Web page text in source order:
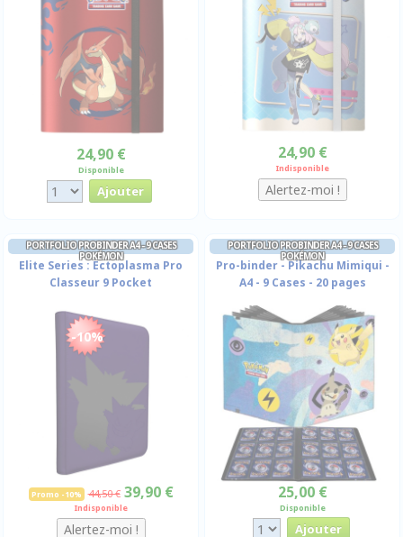
24,90 €
Disponible
24,90 €
Indisponible
PORTFOLIO PROBINDER A4 - 9 CASES
POKÉMON
Elite Series : Ectoplasma Pro
Classeur 9 Pocket
-10%
Promo -10% 44,50 € 39,90 €
Indisponible
PORTFOLIO PROBINDER A4 - 9 CASES
POKÉMON
Pro-binder - Pikachu Mimiqui -
A4 - 9 Cases - 20 pages
25,00 €
Disponible